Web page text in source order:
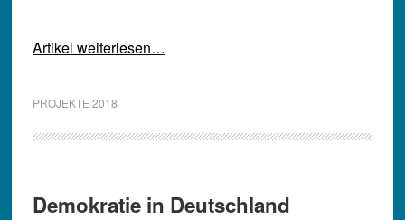
Artikel weiterlesen…
PROJEKTE 2018
Demokratie in Deutschland